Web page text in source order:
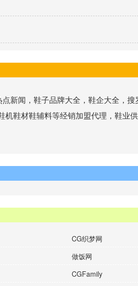
新闻，鞋子品牌大全，鞋企大全，搜
机鞋材鞋辅料等经销加盟代理，鞋业
CG织梦网
做饭网
CGFamily